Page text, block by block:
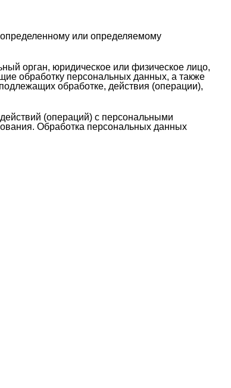
или определяемому
орган, юридическое или физическое лицо,
обработку персональных данных, а также
обработке, действия (операции),
(операций) с персональными
Обработка персональных данных